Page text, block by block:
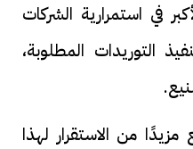
في استمرارية الشركات
التوريدات المطلوبة،
من الاستقرار لهذا